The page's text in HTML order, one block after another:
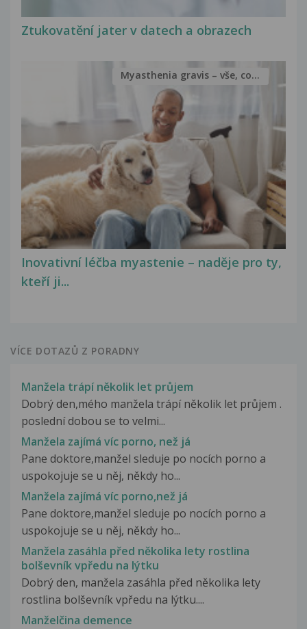
Ztukovatění jater v datech a obrazech
Inovativní léčba myastenie – naděje pro ty,
kteří ji...
Myasthenia gravis – vše, co...
VÍCE DOTAZŮ Z PORADNY
Manžela trápí několik let průjem
Dobrý den,mého manžela trápí několik let průjem .
poslední dobou se to velmi...
Manžela zajímá víc porno, než já
Pane doktore,manžel sleduje po nocích porno a
uspokojuje se u něj, někdy ho...
Manžela zajímá víc porno,než já
Pane doktore,manžel sleduje po nocích porno a
uspokojuje se u něj, někdy ho...
Manžela zasáhla před několika lety rostlina
bolševník vpředu na lýtku
Dobrý den, manžela zasáhla před několika lety
rostlina bolševník vpředu na lýtku....
Manželčina demence